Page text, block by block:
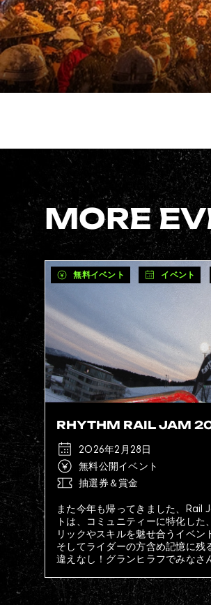
MORE
無料イベント イベント
RHYTHM RAIL JAM
2026年2月28日
無料公開イベント
抽選券＆賞金
また今年も帰ってきました、Rail
トは、コミュニティーに特化した
リックやスキルを魅せ合うイベン
そしてライダーの方含め記憶に残
違えなし！グランヒラフでみなさ